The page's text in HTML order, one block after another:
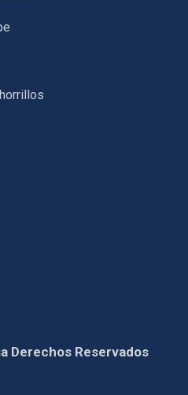
Derechos Reservados